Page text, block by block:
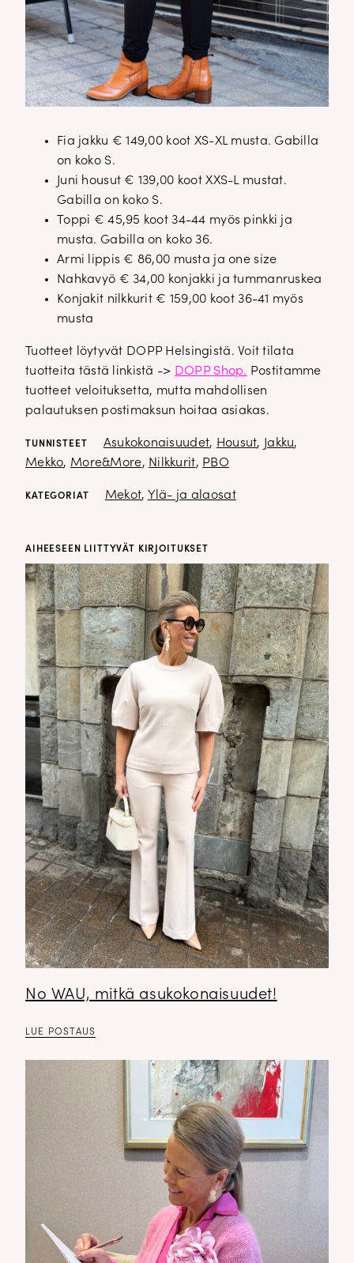
Fia jakku € 149,00 koot XS-XL musta. Gabilla
on koko S.
Juni housut € 139,00 koot XXS-L mustat.
Gabilla on koko S.
Toppi € 45,95 koot 34-44 myös pinkki ja
musta. Gabilla on koko 36.
Armi lippis € 86,00 musta ja one size
Nahkavyö € 34,00 konjakki ja tummanruskea
Konjakit nilkkurit € 159,00 koot 36-41 myös
musta
Tuotteet löytyvät DOPP Helsingistä. Voit tilata
tuotteita tästä linkistä -> DOPP Shop. Postitamme
tuotteet veloituksetta, mutta mahdollisen
palautuksen postimaksun hoitaa asiakas.
TUNNISTEET Asukokonaisuudet, Housut, Jakku,
Mekko, More&More, Nilkkurit, PBO
KATEGORIAT Mekot, Ylä- ja alaosat
AIHEESEEN LIITTYVÄT KIRJOITUKSET
No WAU, mitkä asukokonaisuudet!
LUE POSTAUS